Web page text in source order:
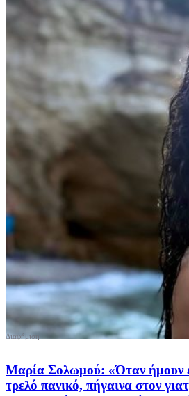
Μαρία Σολωμού: «Όταν ήμουν
τρελό πανικό, πήγαινα στον